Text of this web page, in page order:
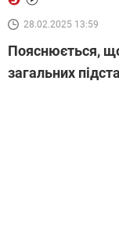
28.02.2025 13:59
Пояснюється,
загальних